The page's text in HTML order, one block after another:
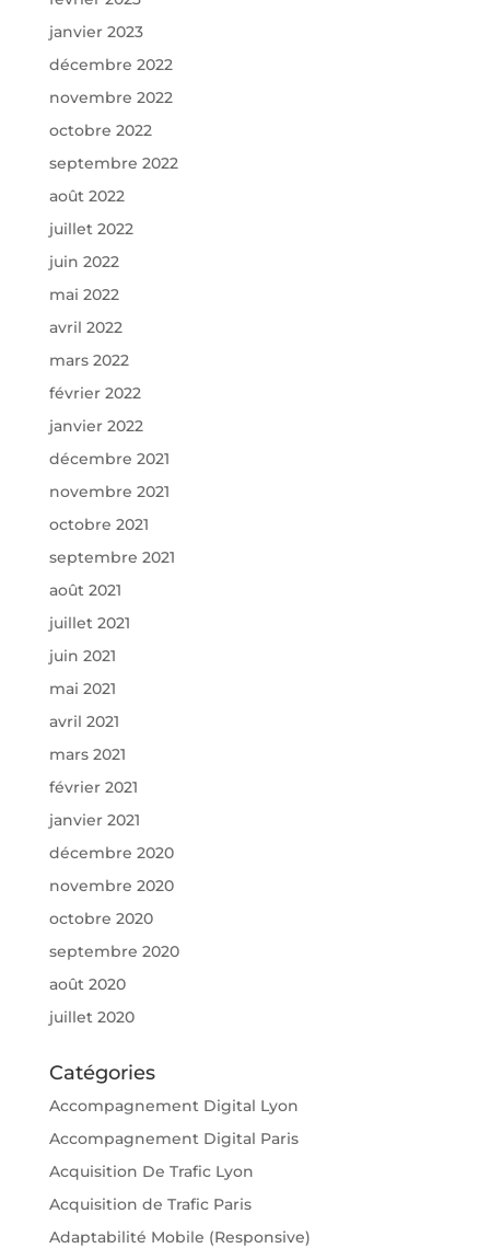
janvier 2023
décembre 2022
novembre 2022
octobre 2022
septembre 2022
août 2022
juillet 2022
juin 2022
mai 2022
avril 2022
mars 2022
février 2022
janvier 2022
décembre 2021
novembre 2021
octobre 2021
septembre 2021
août 2021
juillet 2021
juin 2021
mai 2021
avril 2021
mars 2021
février 2021
janvier 2021
décembre 2020
novembre 2020
octobre 2020
septembre 2020
août 2020
juillet 2020
Catégories
Accompagnement Digital Lyon
Accompagnement Digital Paris
Acquisition De Trafic Lyon
Acquisition de Trafic Paris
Adaptabilité Mobile (Responsive)